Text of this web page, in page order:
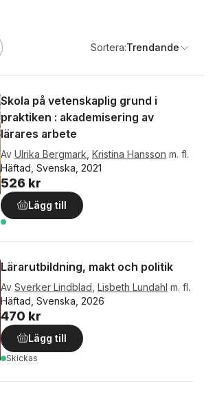
Sortera:Trendande
Skola på vetenskaplig grund i
praktiken : akademisering av
lärares arbete
Av Ulrika Bergmark Kristina Hansson m. fl.
Häftad, Svenska, 2021
526 kr
Lägg till
Lärarutbildning, makt och politik
Av Sverker Lindblad Lisbeth Lundahl m. fl.
Häftad, Svenska, 2026
470 kr
Lägg till
Skickas